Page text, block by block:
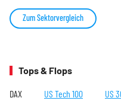
Zum Sektorvergleich
Tops & Flops
DAX US Tech 100 US